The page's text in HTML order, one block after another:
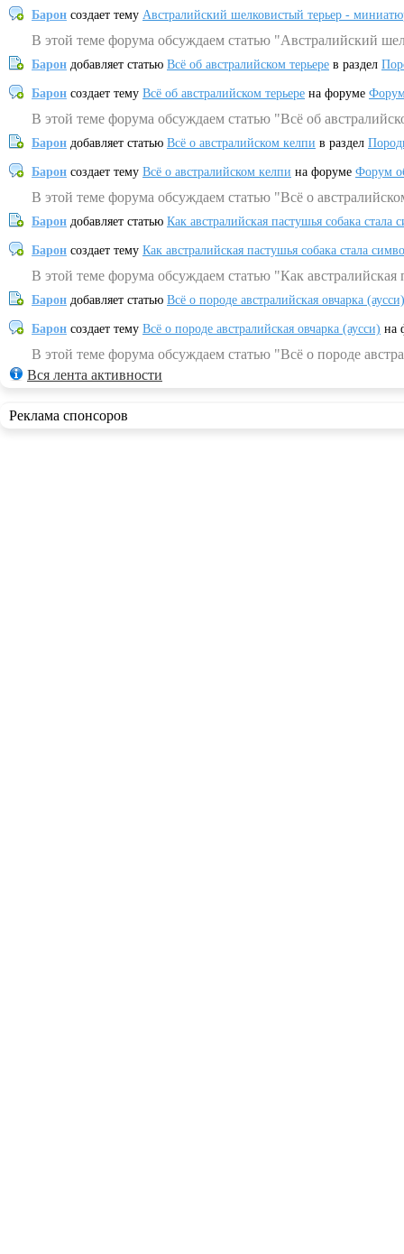
Барон создает тему Австралийский шелковистый терьер -
В этой теме форума обсуждаем статью "Австралийский
Барон добавляет статью Всё об австралийском терьере в раздел
Барон создает тему Всё об австралийском терьере на форуме
В этой теме форума обсуждаем статью "Всё об
Барон добавляет статью Всё о австралийском келпи в раздел
Барон создает тему Всё о австралийском келпи на форуме Форум
В этой теме форума обсуждаем статью "Всё о
Барон добавляет статью Как австралийская пастушья собака
Барон создает тему Как австралийская пастушья собака стала
В этой теме форума обсуждаем статью "Как
Барон добавляет статью Всё о породе австралийская овчарка (аусси)
Барон создает тему Всё о породе австралийская овчарка (аусси) на
В этой теме форума обсуждаем статью "Всё о породе
Вся лента активности
Реклама спонсоров